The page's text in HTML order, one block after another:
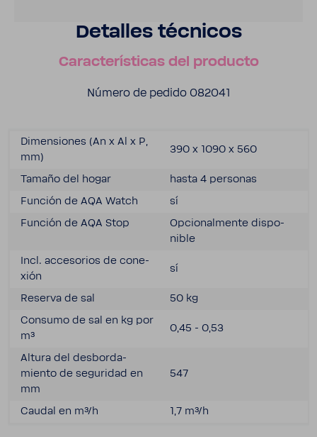
Deta­lles técnicos
Carac­te­rís­ticas del producto
Número de pedido 082041
Dimen­siones (An x Al x P,
mm)
390 x 1090 x 560
Tamaño del hogar
hasta 4 personas
Función de AQA Watch
sí
Función de AQA Stop
Opcio­nal­mente dispo­
nible
Incl. acce­so­rios de cone­
xión
sí
Reserva de sal
50 kg
Consumo de sal en kg por
m³
0,45 - 0,53
Altura del desbor­da­
miento de segu­ridad en
mm
547
Caudal en m³/h 1,7 m³/h